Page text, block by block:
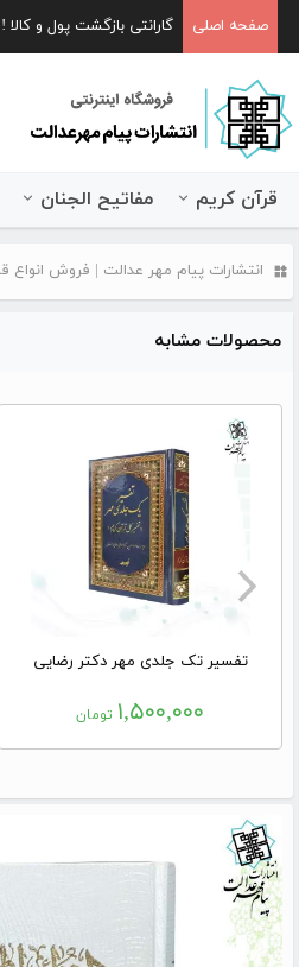
صفحه اصلی گارانتی بازگشت پول و کالا !
قرآن کریم مفاتیح الجنان
انتشارات پیام مهر عدالت | فروش انواع
محصولات مشابه
تفسیر تک جلدی مهر دکتر رضایی
۱,۵۰۰,۰۰۰ تومان